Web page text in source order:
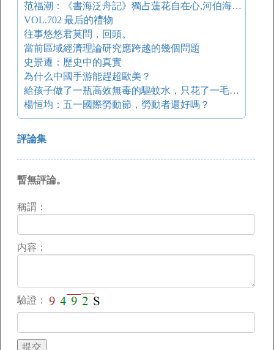
范福潮：《書海泛舟記》獨占蓮花自在心,河伯海若幻道身
VOL.702 最后的禮物
往事悠悠君莫問，回頭。
當前區域經濟理論研究應跨越的幾個問題
史景遷：歷史中的真實
為什么中國手游能趕超歐美？
給孩子做了一瓶高效無毒的驅蚊水，只花了一毛錢哦
楊恒均：五一國際勞動節，勞動者還好嗎？
評論集
暫無評論。
稱謂：
内容：
驗證：